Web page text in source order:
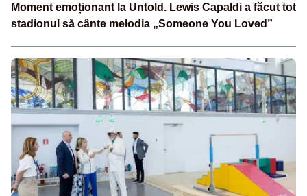
Moment emoționant la Untold. Lewis Capaldi a făcut tot
stadionul să cânte melodia „Someone You Loved”